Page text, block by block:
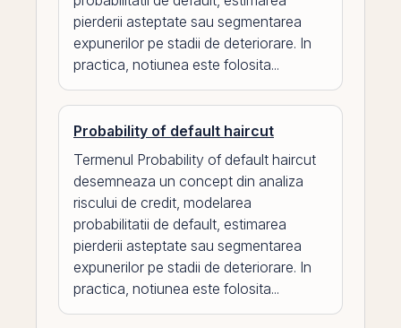
pierderii asteptate sau segmentarea
expunerilor pe stadii de deteriorare. In
practica, notiunea este folosita...
Probability of default haircut
Termenul Probability of default haircut
desemneaza un concept din analiza
riscului de credit, modelarea
probabilitatii de default, estimarea
pierderii asteptate sau segmentarea
expunerilor pe stadii de deteriorare. In
practica, notiunea este folosita...